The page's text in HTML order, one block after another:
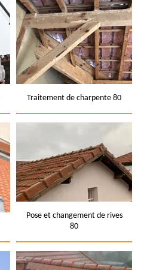
Traitement de charpente 80
Pose et changement de rives
80